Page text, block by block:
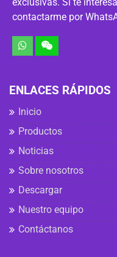
contactarme por
ENLACES RÁPIDOS
Inicio
Productos
Noticias
Sobre nosotros
Descargar
Nuestro equipo
Contáctanos